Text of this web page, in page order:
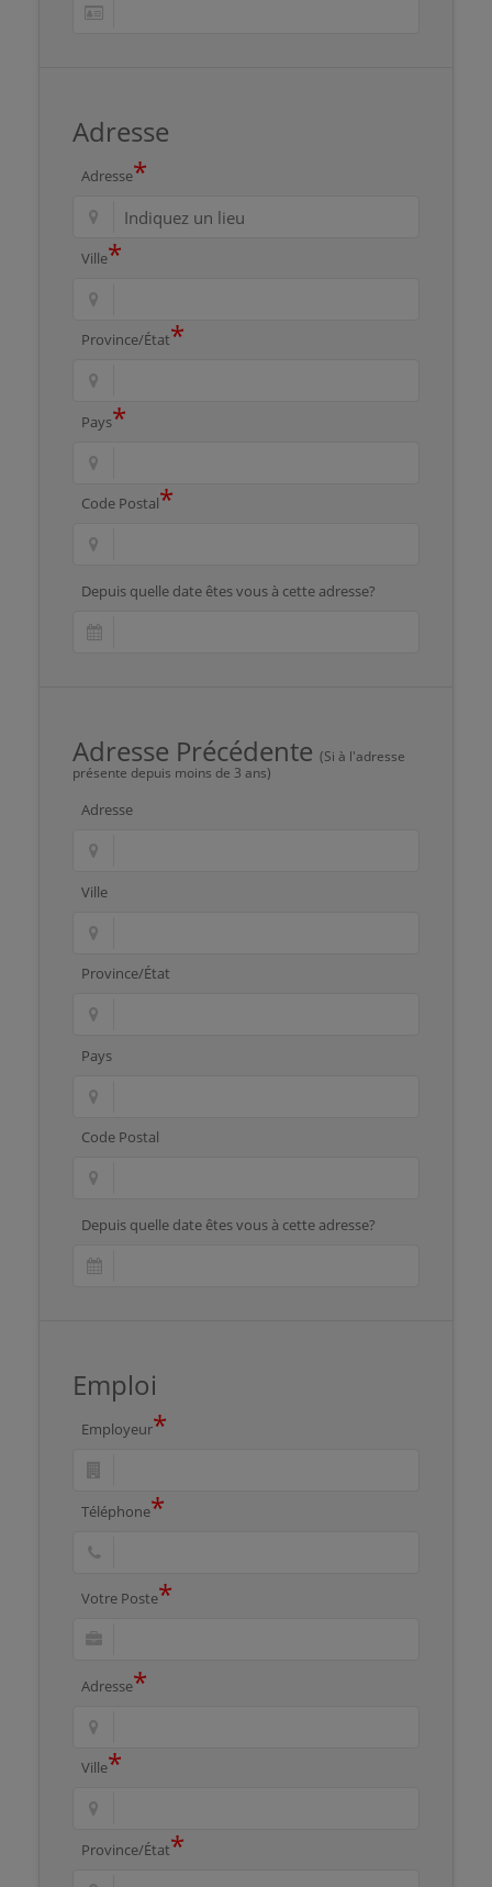
Adresse
Adresse*
Ville*
Province/État*
Pays*
Code Postal*
Depuis quelle date êtes vous à cette adresse?
Adresse Précédente (Si à l'adresse
présente depuis moins de 3 ans)
Adresse
Ville
Province/État
Pays
Code Postal
Depuis quelle date êtes vous à cette adresse?
Emploi
Employeur*
Téléphone*
Votre Poste*
Adresse*
Ville*
Province/État*